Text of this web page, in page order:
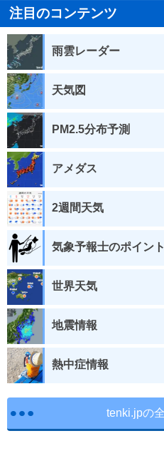
注目のコンテンツ
雨雲レーダー
天気図
PM2.5分布予測
アメダス
2週間天気
気象予報士のポイン
世界天気
地震情報
熱中症情報
tenki.jpの